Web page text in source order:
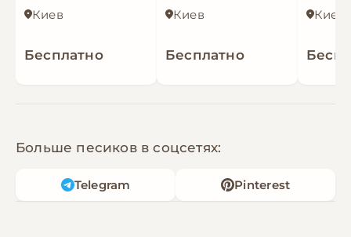
Киев
Бесплатно
Киев
Бесплатно
Киев
Больше песиков в соцсетях:
Telegram Pinterest